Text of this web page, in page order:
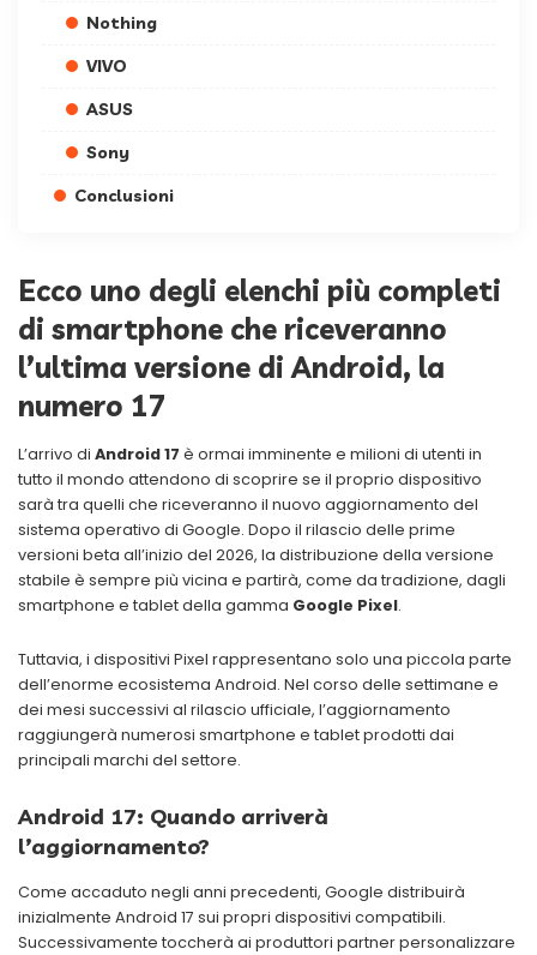
Nothing
VIVO
ASUS
Sony
Conclusioni
Ecco uno degli elenchi più completi
di smartphone che riceveranno
l’ultima versione di Android, la
numero 17
L’arrivo di Android 17 è ormai imminente e milioni di utenti in
tutto il mondo attendono di scoprire se il proprio dispositivo
sarà tra quelli che riceveranno il nuovo aggiornamento del
sistema operativo di Google. Dopo il rilascio delle prime
versioni beta all’inizio del 2026, la distribuzione della versione
stabile è sempre più vicina e partirà, come da tradizione, dagli
smartphone e tablet della gamma Google Pixel.
Tuttavia, i dispositivi Pixel rappresentano solo una piccola parte
dell’enorme ecosistema Android. Nel corso delle settimane e
dei mesi successivi al rilascio ufficiale, l’aggiornamento
raggiungerà numerosi smartphone e tablet prodotti dai
principali marchi del settore.
Android 17: Quando arriverà
l’aggiornamento?
Come accaduto negli anni precedenti, Google distribuirà
inizialmente Android 17 sui propri dispositivi compatibili.
Successivamente toccherà ai produttori partner personalizzare